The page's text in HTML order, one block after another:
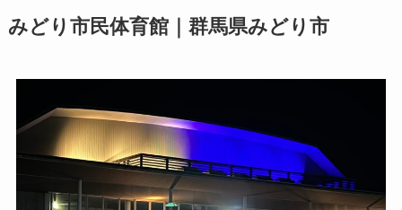
みどり市民体育館｜群馬県みどり市